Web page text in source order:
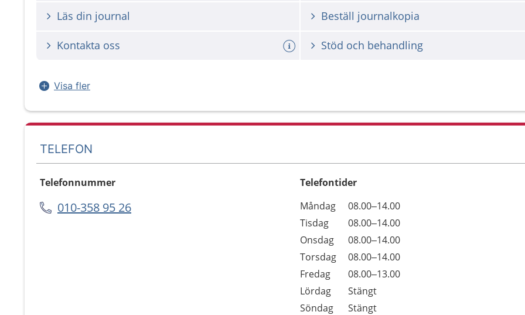
Läs din journal Beställ journalkopia
Kontakta oss Stöd och behandling
Visa fler
TELEFON
Telefonnummer
010-358 95 26
Telefontider
Dag
Öppettider
Kommentarer
Måndag
08.00–14.00
Tisdag
08.00–14.00
Onsdag
08.00–14.00
Torsdag
08.00–14.00
Fredag
08.00–13.00
Lördag
Stängt
Söndag
Stängt